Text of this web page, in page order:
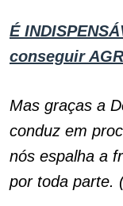
É
conseguir
Mas graças a
conduz em
nós espalha a
por toda parte.